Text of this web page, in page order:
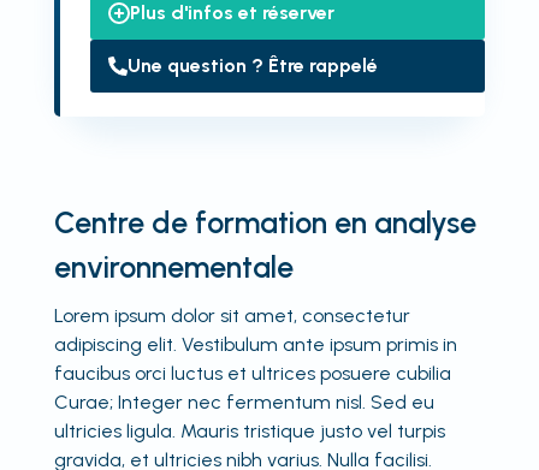
Plus d'infos et réserver
Une question ? Être rappelé
Centre de formation en analyse
environnementale
Lorem ipsum dolor sit amet, consectetur
adipiscing elit. Vestibulum ante ipsum primis in
faucibus orci luctus et ultrices posuere cubilia
Curae; Integer nec fermentum nisl. Sed eu
ultricies ligula. Mauris tristique justo vel turpis
gravida, et ultricies nibh varius. Nulla facilisi.